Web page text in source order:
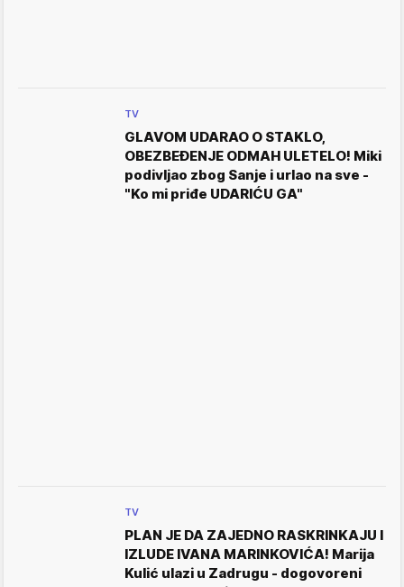
TV
GLAVOM UDARAO O STAKLO,
OBEZBEĐENJE ODMAH ULETELO! Miki
podivljao zbog Sanje i urlao na sve -
"Ko mi priđe UDARIĆU GA"
TV
PLAN JE DA ZAJEDNO RASKRINKAJU I
IZLUDE IVANA MARINKOVIĆA! Marija
Kulić ulazi u Zadrugu - dogovoreni